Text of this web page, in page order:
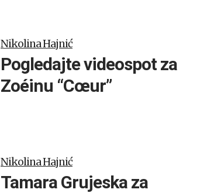
Nikolina Hajnić
Pogledajte videospot za
Zoéinu “Cœur”
Nikolina Hajnić
Tamara Grujeska za